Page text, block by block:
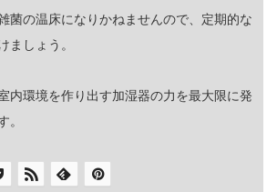
菌の温床になりかねませんので、定期的な
ましょう。
内環境を作り出す加湿器の力を最大限に発
。